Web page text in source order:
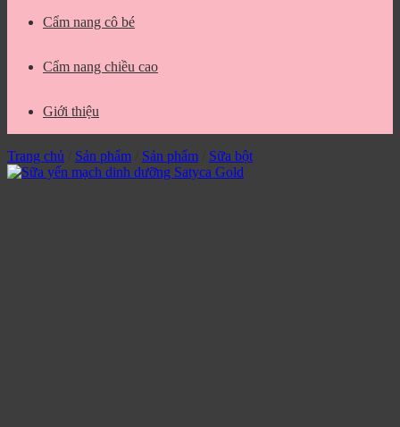
Cẩm nang cô bé
Cẩm nang chiều cao
Giới thiệu
Trang chủ Sản phẩm Sản phẩm Sữa bột